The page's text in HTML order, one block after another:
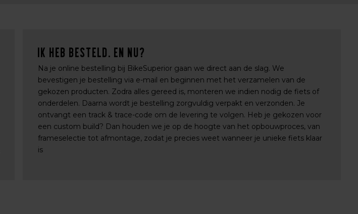
Ik heb besteld. En nu?
Na je online bestelling bij BikeSuperior gaan we direct aan de slag. We
bevestigen je bestelling via e-mail en beginnen met het verzamelen van de
gekozen producten. Zodra alles gereed is, monteren we indien nodig de fiets of
onderdelen. Daarna wordt je bestelling zorgvuldig verpakt en verzonden. Je
ontvangt een track & trace-code om de levering te volgen. Heb je gekozen voor
een custom build? Dan houden we je op de hoogte van het opbouwproces, van
frameselectie tot afmontage, zodat je precies weet wanneer je unieke fiets klaar
is